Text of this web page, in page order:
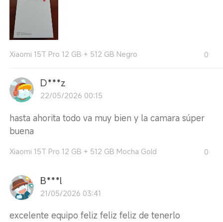
Xiaomi 15T Pro 12 GB + 512 GB Negro 0
D***z
22/05/2026 00:15
hasta ahorita todo va muy bien y la camara súper
buena
Xiaomi 15T Pro 12 GB + 512 GB Mocha Gold 0
B***l
21/05/2026 03:41
excelente equipo feliz feliz feliz de tenerlo